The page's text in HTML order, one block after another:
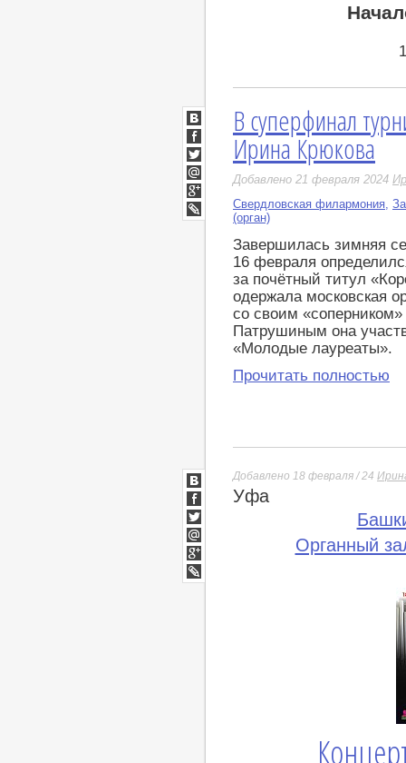
В суперфинал
Ирина Крюкова
Добавлено 21 февраля 2024
Свердловская филармония
(орган)
Завершилась зимняя
16 февраля
за почётный титул
одержала московская
со своим
Патрушиным она
«Молодые лауреаты».
Прочитать полностью
ВКонтакте
Facebook
Twitter
Мой
Мир
Google+
LiveJournal
Добавлено 18 февраля / 24
Уфа
Органный
ВКонтакте
Facebook
Twitter
Мой
Мир
Google+
lj